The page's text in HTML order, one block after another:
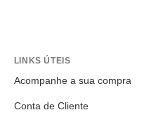
LINKS ÚTEIS
Acompanhe a sua compra
Conta de Cliente